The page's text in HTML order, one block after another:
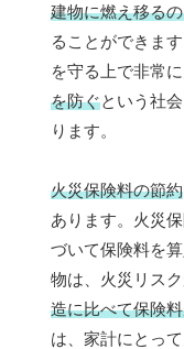
建物に燃え移る
ることができま
を守る上で非常
を防ぐという社
ります。
火災保険料の節約
あります。火災
づいて保険料を
物は、火災リス
造に比べて保険
は、家計にとっ